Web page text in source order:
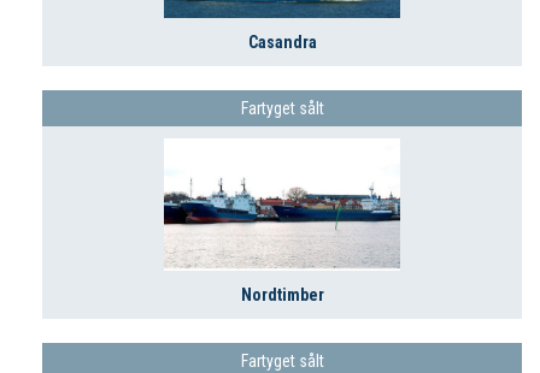
Casandra
Fartyget sålt
Nordtimber
Fartyget sålt